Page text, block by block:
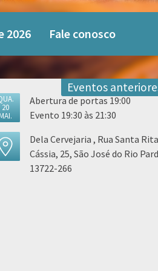
2026 Fale conosco
Eventos
20
Abertura de portas 19:00
Evento 19:30 às 21:30
Dela Cervejaria , Rua Santa
Cássia, 25, São José do Rio
13722-266